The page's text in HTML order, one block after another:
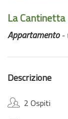
La Cantinetta
Appartamento-
Descrizione
2 Ospiti